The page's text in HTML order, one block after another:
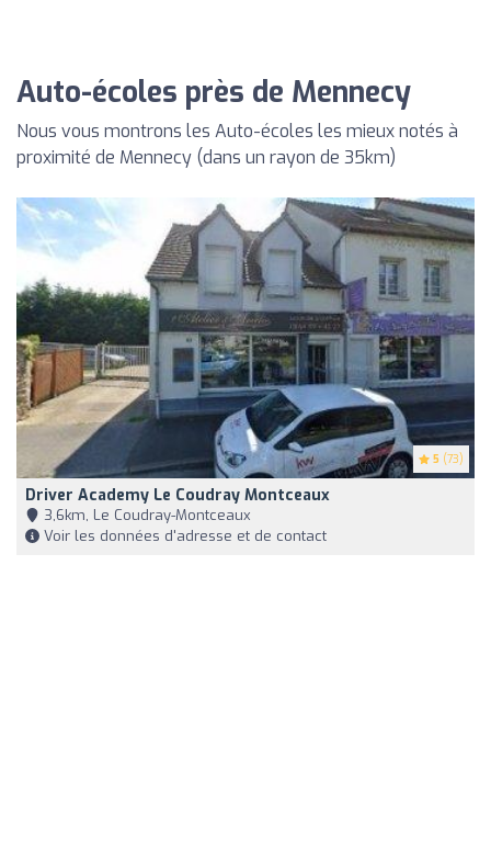
Auto-écoles près de Mennecy
Nous vous montrons les Auto-écoles les mieux notés à
proximité de Mennecy (dans un rayon de 35km)
5 (73)
Driver Academy Le Coudray Montceaux
3,6km, Le Coudray-Montceaux
Voir les données d'adresse et de contact